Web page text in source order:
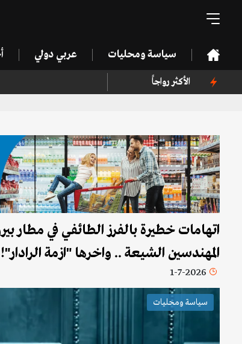
سياسة ومحليات عربي دولي
الأكثر رواجاً
اتهامات خطيرة بالفرز الطائفي في
المهندسين الشيعة .. واخرها "ازمة الرادار"!
1-7-2026
سياسة ومحليات